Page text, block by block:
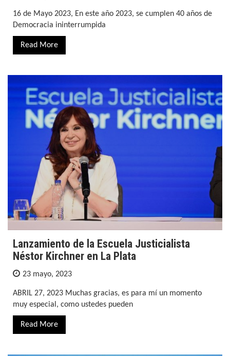
16 de Mayo 2023, En este año 2023, se cumplen 40 años de
Democracia ininterrumpida
Read More
Lanzamiento de la Escuela Justicialista
Néstor Kirchner en La Plata
23 mayo, 2023
ABRIL 27, 2023 Muchas gracias, es para mí un momento
muy especial, como ustedes pueden
Read More